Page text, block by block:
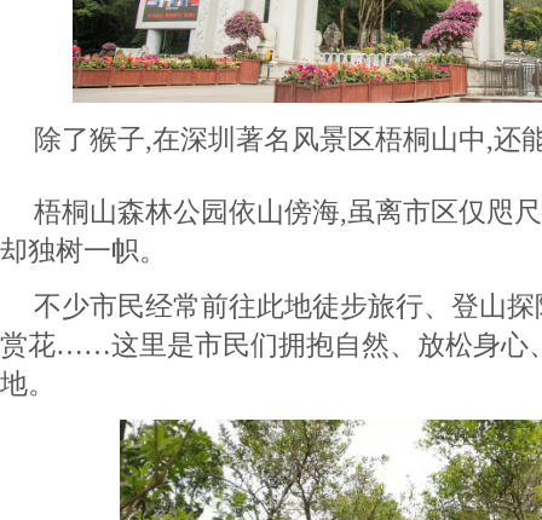
除了猴子,在深圳著名风景区梧桐山中,还
梧桐山森林公园依山傍海,虽离市区仅咫
却独树一帜。
不少市民经常前往此地徒步旅行、登山
赏花……这里是市民们拥抱自然、放松身心
地。